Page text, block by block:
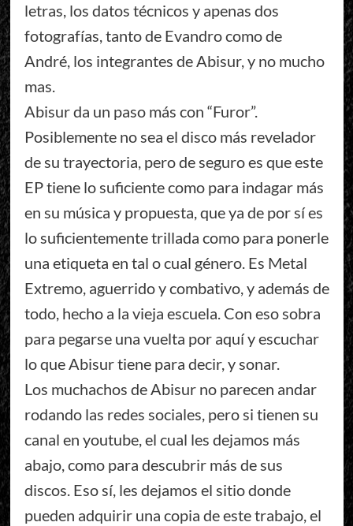
letras, los datos técnicos y apenas dos
fotografías, tanto de Evandro como de
André, los integrantes de Abisur, y no mucho
mas.
Abisur da un paso más con “Furor”.
Posiblemente no sea el disco más revelador
de su trayectoria, pero de seguro es que este
EP tiene lo suficiente como para indagar más
en su música y propuesta, que ya de por sí es
lo suficientemente trillada como para ponerle
una etiqueta en tal o cual género. Es Metal
Extremo, aguerrido y combativo, y además de
todo, hecho a la vieja escuela. Con eso sobra
para pegarse una vuelta por aquí y escuchar
lo que Abisur tiene para decir, y sonar.
Los muchachos de Abisur no parecen andar
rodando las redes sociales, pero si tienen su
canal en youtube, el cual les dejamos más
abajo, como para descubrir más de sus
discos. Eso sí, les dejamos el sitio donde
pueden adquirir una copia de este trabajo, el